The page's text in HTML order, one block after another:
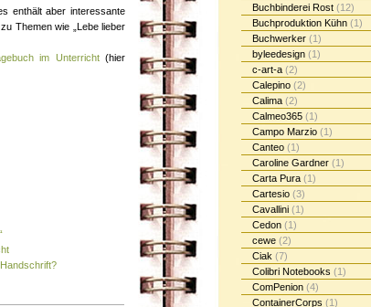
enthält aber interessante
Themen wie „Lebe lieber
im Unterricht(hier
Buchbinderei Rost (12)
Buchproduktion Kühn (1)
Buchwerker (1)
byleedesign (1)
c-art-a (2)
Calepino (2)
Calima (2)
Calmeo365 (1)
Campo Marzio (1)
Canteo (1)
Caroline Gardner (1)
Carta Pura (1)
Cartesio (3)
Cavallini (1)
Cedon (1)
cewe (2)
Ciak (7)
Colibri Notebooks (1)
ComPenion (4)
ContainerCorps (1)